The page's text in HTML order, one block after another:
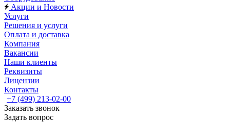
Акции и Новости
Услуги
Решения и услуги
Оплата и доставка
Компания
Вакансии
Наши клиенты
Реквизиты
Лицензии
Контакты
+7 (499) 213-02-00
Заказать звонок
Задать вопрос